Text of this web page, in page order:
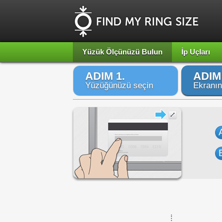
Yüzük Ölçünüzü Bulun İp Uçları
ADIM 1.
Yüzüğünüzü seçin